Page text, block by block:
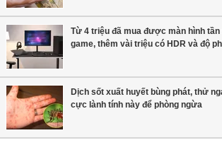
Từ 4 triệu đã mua được màn hình tần
game, thêm vài triệu có HDR và độ
Dịch sốt xuất huyết bùng phát, thử
cực lành tính này để phòng ngừa